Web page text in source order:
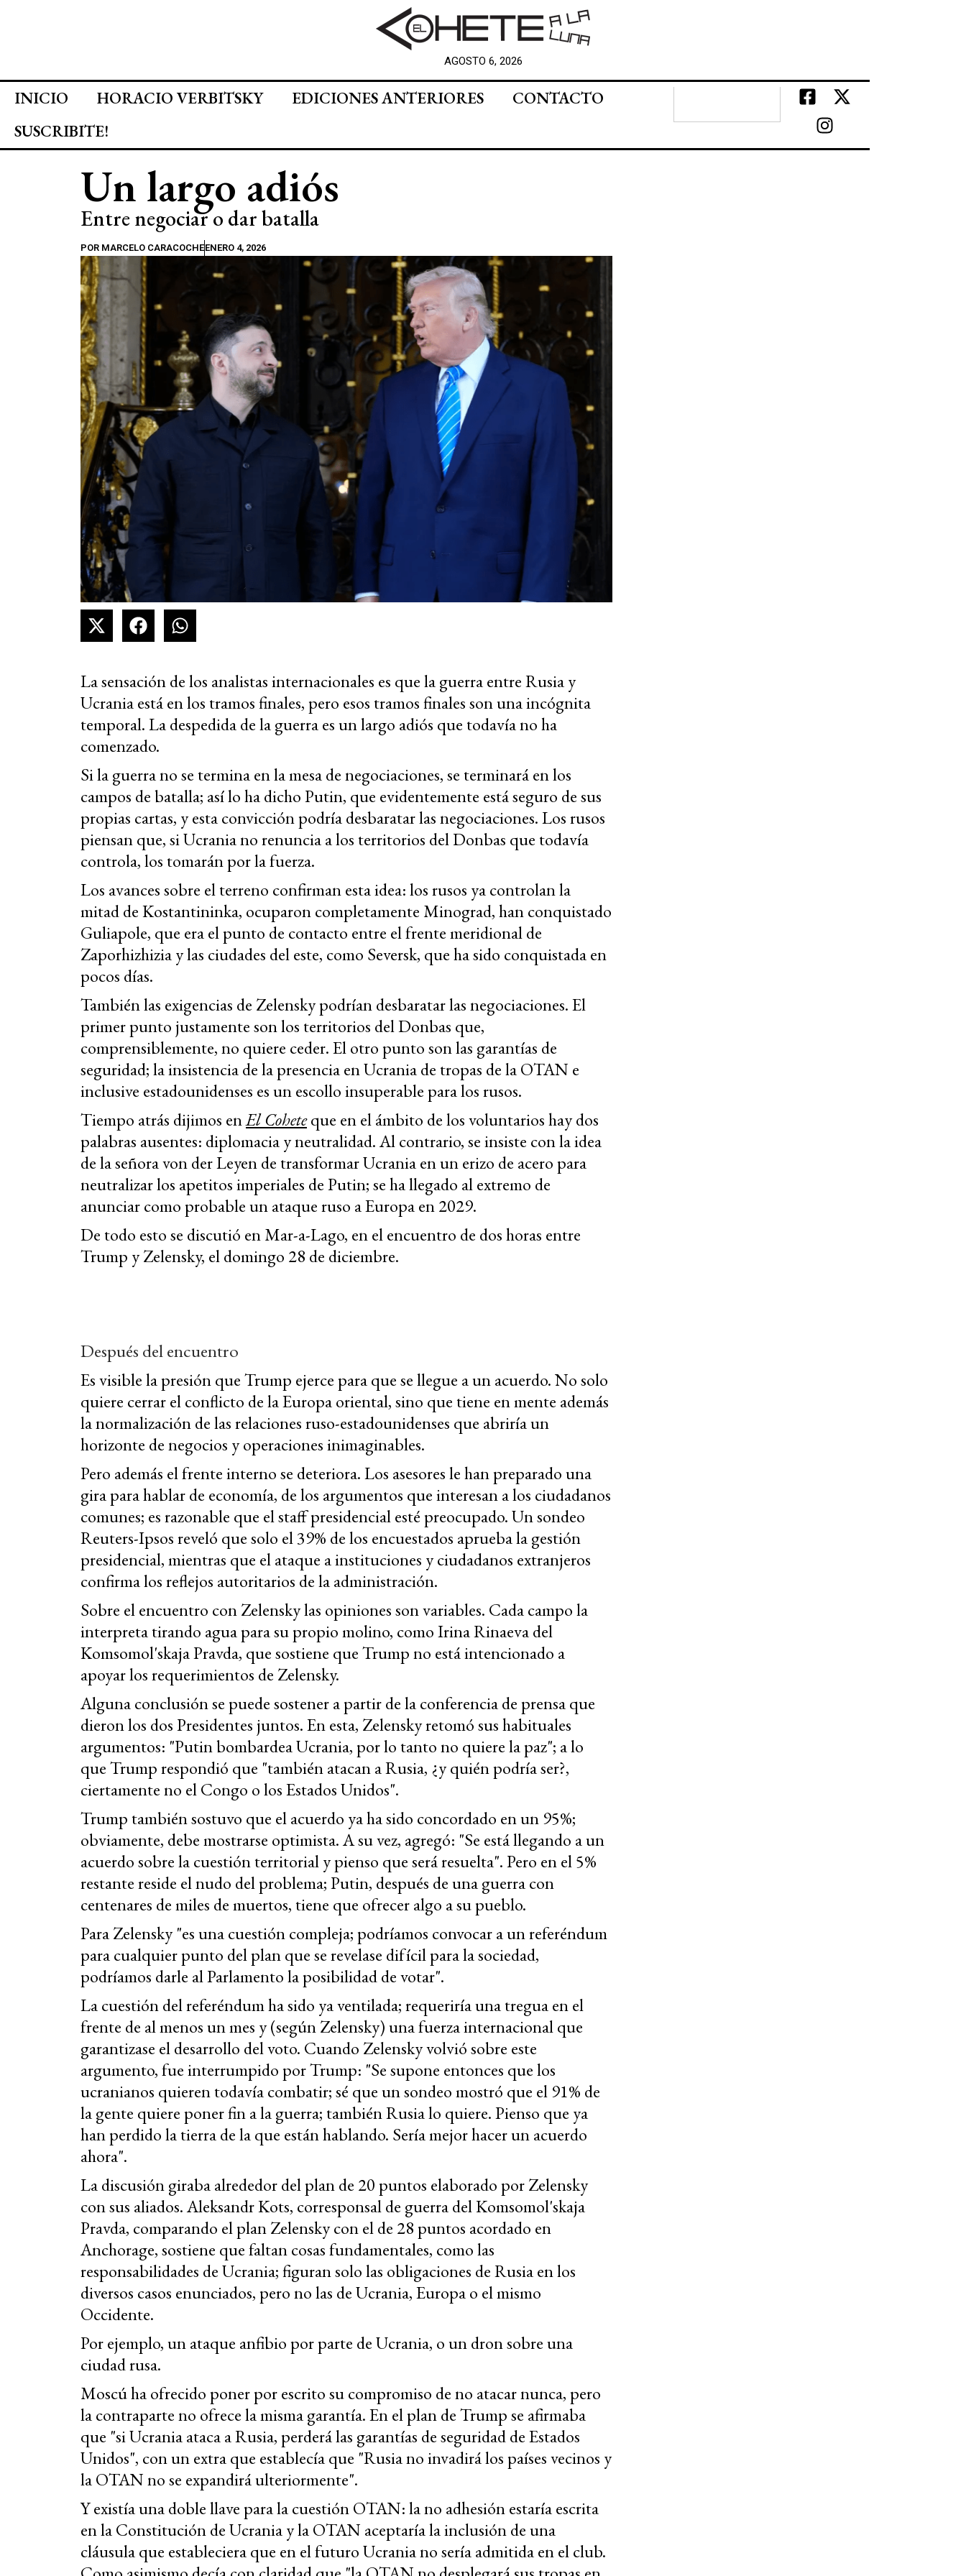
AGOSTO 6, 2026
INICIO HORACIO VERBITSKY EDICIONES ANTERIORES
CONTACTO
SUSCRIBITE!
Un largo adiós
Entre negociar o dar batalla
POR MARCELO CARACOCHEENERO 4, 2026
La sensación de los analistas internacionales es que la guerra entre Rusia y
Ucrania está en los tramos finales, pero esos tramos finales son una incógnita
temporal. La despedida de la guerra es un largo adiós que todavía no ha
comenzado.
Si la guerra no se termina en la mesa de negociaciones, se terminará en los
campos de batalla; así lo ha dicho Putin, que evidentemente está seguro de sus
propias cartas, y esta convicción podría desbaratar las negociaciones. Los rusos
piensan que, si Ucrania no renuncia a los territorios del Donbas que todavía
controla, los tomarán por la fuerza.
Los avances sobre el terreno confirman esta idea: los rusos ya controlan la
mitad de Kostantininka, ocuparon completamente Minograd, han conquistado
Guliapole, que era el punto de contacto entre el frente meridional de
Zaporhizhizia y las ciudades del este, como Seversk, que ha sido conquistada en
pocos días.
También las exigencias de Zelensky podrían desbaratar las negociaciones. El
primer punto justamente son los territorios del Donbas que,
comprensiblemente, no quiere ceder. El otro punto son las garantías de
seguridad; la insistencia de la presencia en Ucrania de tropas de la OTAN e
inclusive estadounidenses es un escollo insuperable para los rusos.
Tiempo atrás dijimos enEl Coheteque en el ámbito de los voluntarios hay dos
palabras ausentes: diplomacia y neutralidad. Al contrario, se insiste con la idea
de la señora von der Leyen de transformar Ucrania en un erizo de acero para
neutralizar los apetitos imperiales de Putin; se ha llegado al extremo de
anunciar como probable un ataque ruso a Europa en 2029.
De todo esto se discutió en Mar-a-Lago, en el encuentro de dos horas entre
Trump y Zelensky, el domingo 28 de diciembre.
Después del encuentro
Es visible la presión que Trump ejerce para que se llegue a un acuerdo. No solo
quiere cerrar el conflicto de la Europa oriental, sino que tiene en mente además
la normalización de las relaciones ruso-estadounidenses que abriría un
horizonte de negocios y operaciones inimaginables.
Pero además el frente interno se deteriora. Los asesores le han preparado una
gira para hablar de economía, de los argumentos que interesan a los ciudadanos
comunes; es razonable que el staff presidencial esté preocupado. Un sondeo
Reuters-Ipsos reveló que solo el 39% de los encuestados aprueba la gestión
presidencial, mientras que el ataque a instituciones y ciudadanos extranjeros
confirma los reflejos autoritarios de la administración.
Sobre el encuentro con Zelensky las opiniones son variables. Cada campo la
interpreta tirando agua para su propio molino, como Irina Rinaeva del
Komsomol'skaja Pravda, que sostiene que Trump no está intencionado a
apoyar los requerimientos de Zelensky.
Alguna conclusión se puede sostener a partir de la conferencia de prensa que
dieron los dos Presidentes juntos. En esta, Zelensky retomó sus habituales
argumentos: "Putin bombardea Ucrania, por lo tanto no quiere la paz"; a lo
que Trump respondió que "también atacan a Rusia, ¿y quién podría ser?,
ciertamente no el Congo o los Estados Unidos".
Trump también sostuvo que el acuerdo ya ha sido concordado en un 95%;
obviamente, debe mostrarse optimista. A su vez, agregó: "Se está llegando a un
acuerdo sobre la cuestión territorial y pienso que será resuelta". Pero en el 5%
restante reside el nudo del problema; Putin, después de una guerra con
centenares de miles de muertos, tiene que ofrecer algo a su pueblo.
Para Zelensky "es una cuestión compleja; podríamos convocar a un referéndum
para cualquier punto del plan que se revelase difícil para la sociedad,
podríamos darle al Parlamento la posibilidad de votar".
La cuestión del referéndum ha sido ya ventilada; requeriría una tregua en el
frente de al menos un mes y (según Zelensky) una fuerza internacional que
garantizase el desarrollo del voto. Cuando Zelensky volvió sobre este
argumento, fue interrumpido por Trump: "Se supone entonces que los
ucranianos quieren todavía combatir; sé que un sondeo mostró que el 91% de
la gente quiere poner fin a la guerra; también Rusia lo quiere. Pienso que ya
han perdido la tierra de la que están hablando. Sería mejor hacer un acuerdo
ahora".
La discusión giraba alrededor del plan de 20 puntos elaborado por Zelensky
con sus aliados. Aleksandr Kots, corresponsal de guerra del Komsomol'skaja
Pravda, comparando el plan Zelensky con el de 28 puntos acordado en
Anchorage, sostiene que faltan cosas fundamentales, como las
responsabilidades de Ucrania; figuran solo las obligaciones de Rusia en los
diversos casos enunciados, pero no las de Ucrania, Europa o el mismo
Occidente.
Por ejemplo, un ataque anfibio por parte de Ucrania, o un dron sobre una
ciudad rusa.
Moscú ha ofrecido poner por escrito su compromiso de no atacar nunca, pero
la contraparte no ofrece la misma garantía. En el plan de Trump se afirmaba
que "si Ucrania ataca a Rusia, perderá las garantías de seguridad de Estados
Unidos", con un extra que establecía que "Rusia no invadirá los países vecinos y
la OTAN no se expandirá ulteriormente".
Y existía una doble llave para la cuestión OTAN: la no adhesión estaría escrita
en la Constitución de Ucrania y la OTAN aceptaría la inclusión de una
cláusula que estableciera que en el futuro Ucrania no sería admitida en el club.